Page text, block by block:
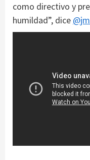
como directivo y
humildad”, dice